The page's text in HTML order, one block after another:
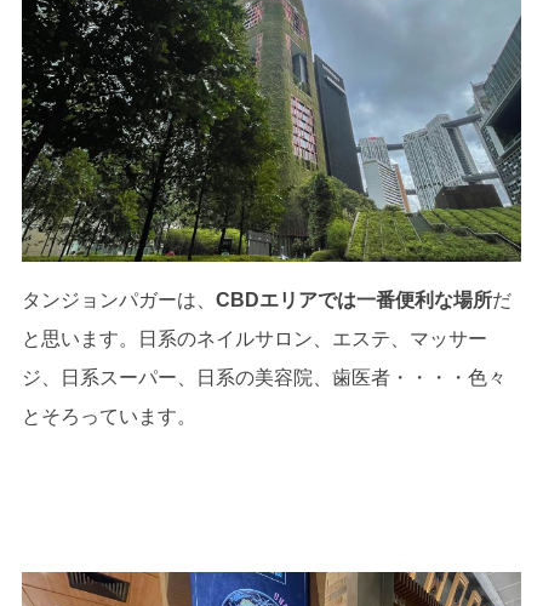
タンジョンパガーは、CBDエリアでは一番便利な場所だ
と思います。日系のネイルサロン、エステ、マッサー
ジ、日系スーパー、日系の美容院、歯医者・・・・色々
とそろっています。